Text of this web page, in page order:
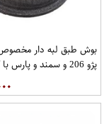
بوش طبق لبه دار
پژو 206 و سمند و